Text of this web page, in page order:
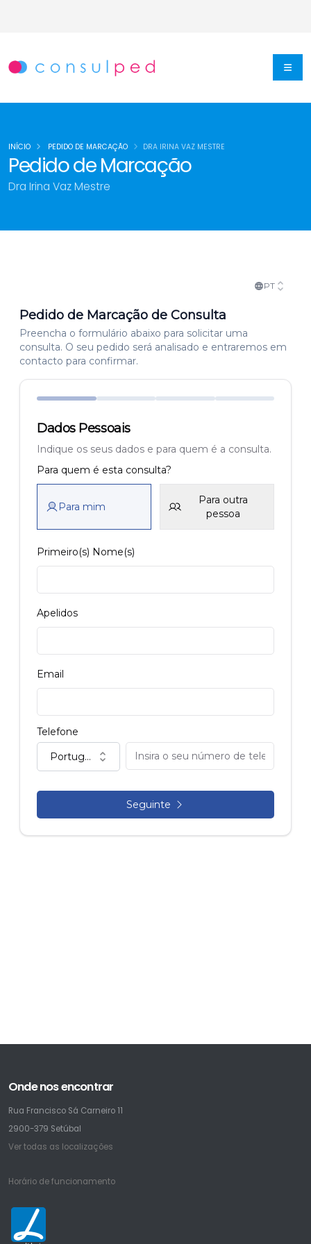
Pedido de Marcação
Dra Irina Vaz Mestre
INÍCIO PEDIDO DE MARCAÇÃO DRA IRINA VAZ MESTRE
Onde nos encontrar
Rua Francisco Sá Carneiro 11
2900-379 Setúbal
Ver todas as localizações
Horário de funcionamento